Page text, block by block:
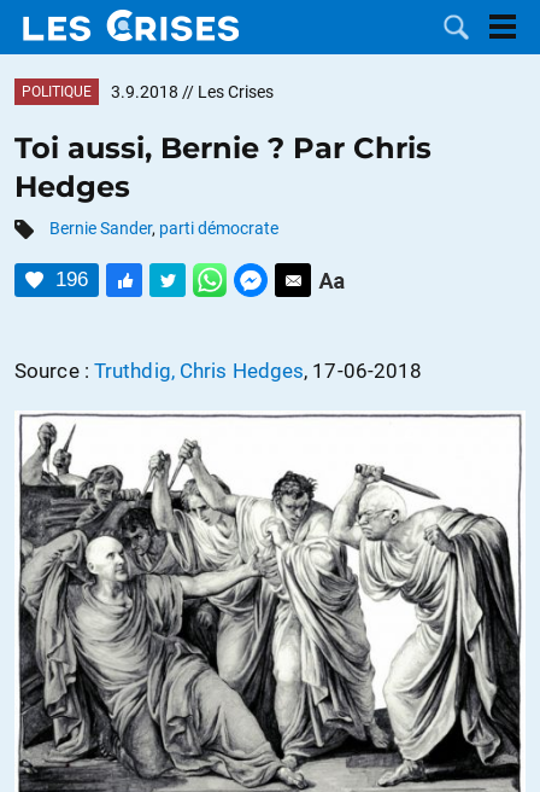
DOSSIERS
CATÉGORIES
CONTACTER
FAIRE UN
DON
POLITIQUE 3.9.2018 // Les Crises
Toi aussi, Bernie ? Par Chris
Hedges
Bernie Sander, parti démocrate
196
Source : Truthdig, Chris Hedges, 17-06-2018